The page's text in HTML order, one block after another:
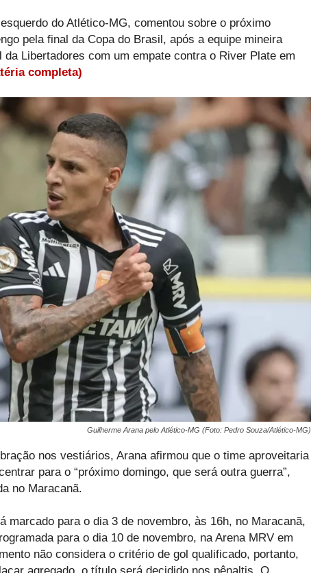
do Atlético-MG, comentou sobre o próximo
pela final da Copa do Brasil, após a equipe mineira
Libertadores com um empate contra o River Plate em
completa)
Guilherme Arana pelo Atlético-MG (Foto: Pedro Souza/Atlético-MG)
nos vestiários, Arana afirmou que o time aproveitaria
para o “próximo domingo, que será outra guerra”,
no Maracanã.
marcado para o dia 3 de novembro, às 16h, no Maracanã,
para o dia 10 de novembro, na Arena MRV em
não considera o critério de gol qualificado, portanto,